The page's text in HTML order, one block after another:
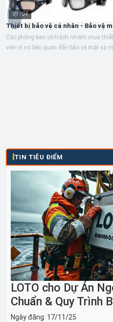
08 T04
Thiết bị bảo vệ cá nhân - Bảo vệ
Các phòng ban có trách nhiệm mua
viên vì nó liên quan đến bảo vệ mắt và
TIN TIÊU ĐIỂM
LOTO cho Dự Án
Chuẩn & Quy Trình
Ngày đăng: 17/11/25